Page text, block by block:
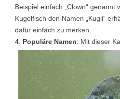
Beispiel einfach „Clown“ genannt
Kugelfisch den Namen „Kugli“
dafür einfach zu merken.
Populäre Namen: Mit dieser